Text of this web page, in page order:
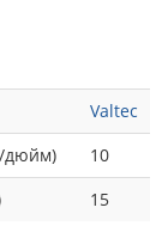
Valtec
дюйм)
10
15